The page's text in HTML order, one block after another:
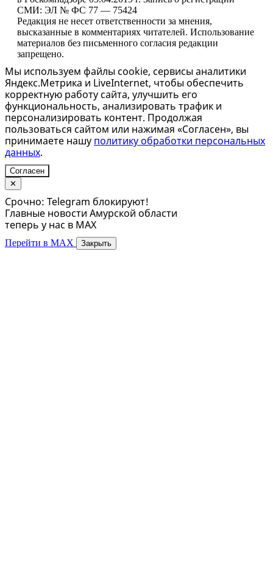
СМИ: ЭЛ № ФС 77 — 75424
Редакция не несет ответственности за мнения,
высказанные в комментариях читателей. Использование
материалов без письменного согласия редакции
запрещено.
Мы используем файлы cookie, сервисы аналитики
Яндекс.Метрика и LiveInternet, чтобы обеспечить
корректную работу сайта, улучшить его
функциональность, анализировать трафик и
персонализировать контент. Продолжая
пользоваться сайтом или нажимая «Согласен», вы
принимаете нашу политику обработки персональных
данных.
Согласен
✕
Срочно: Telegram блокируют!
Главные новости Амурской области
теперь у нас в MAX
Перейти в MAX Закрыть